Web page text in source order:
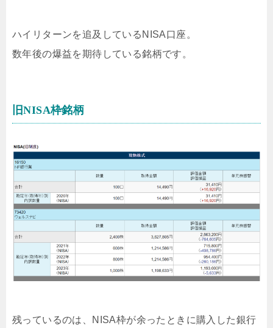
ハイリターンを追及しているNISA口座。
数年後の爆益を期待している銘柄です。
旧NISA枠銘柄
残っているのは、NISA枠が余ったときに購入した銀行